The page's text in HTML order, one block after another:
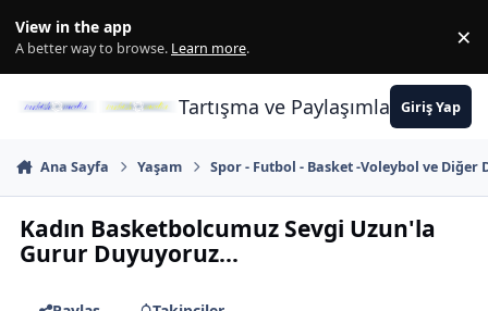
View in the app
A better way to browse. Learn more. ×
Tartışma ve PaylaşımlarınGiriş Yap
Ana Sayfa Yaşam Spor - Futbol - Basket -Voleybol ve Diğer
Kadın Basketbolcumuz Sevgi Uzun'la
Gurur Duyuyoruz...